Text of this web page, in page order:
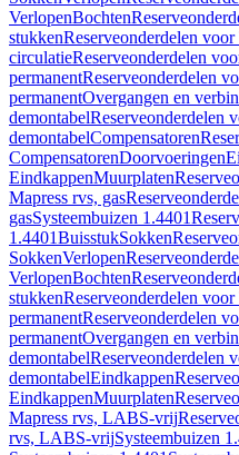
VerlopenBochten
stukkenReserveonderdelen
circulatieReserveonderdelen
permanentReserveonderdelen
permanentOvergangen en
demontabelReserveonderdelen
demontabelCompensatoren
CompensatorenDoorvoeringen
EindkappenMuurplaten
Mapress rvs, gas
gasSysteembuizen 1.4401
1.4401BuisstukSokken
SokkenVerlopen
VerlopenBochten
stukkenReserveonderdelen
permanentReserveonderdelen
permanentOvergangen en
demontabelReserveonderdelen
demontabelEindkappen
EindkappenMuurplaten
Mapress rvs, LABS-vrij
rvs, LABS-vrijSysteembuizen